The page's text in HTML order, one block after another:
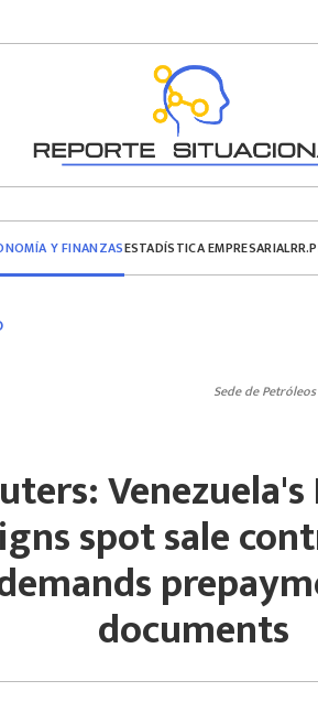
Y FINANZASESTADÍSTICA EMPRESARIAL
Sede de
Venezuela's
spot sale
documents